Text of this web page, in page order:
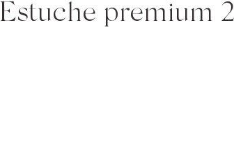
Estuche premium